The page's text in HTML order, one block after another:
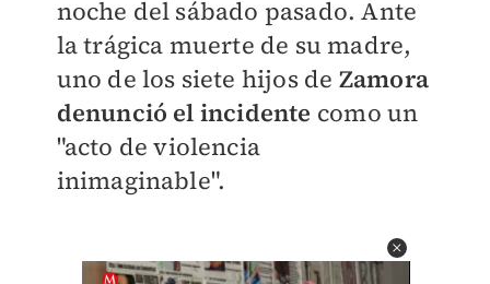
noche del sábado pasado. Ante
la trágica muerte de su madre,
uno de los siete hijos de Zamora
denunció el incidente como un
"acto de violencia
inimaginable".